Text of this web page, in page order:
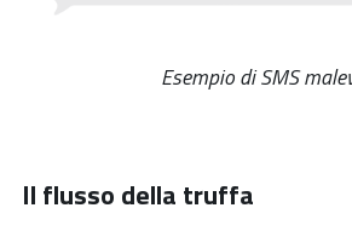
Esempio di SMS
Il flusso della truffa